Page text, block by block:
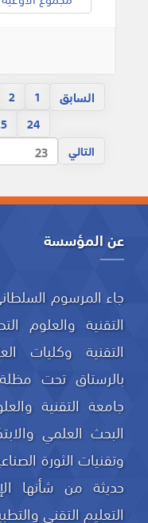
السابق 1
2
24
التالي
عن المؤسسة
التقنية والعلوم
التقنية وكليات
بالرستاق تحت
جامعة التقنية
البحث العلمي
وتقنيات الثورة
حديثة من شأنها
التعليم التقني